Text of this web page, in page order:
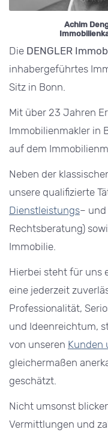
Achim
Die DENGLER
inhabergeführtes
Sitz in Bonn.
Mit über 23 Jahren
Immobilienmakler in
auf dem
Neben der
unsere qualifizierte
Dienstleistungs– und
Rechtsberatung)
Immobilie.
Hierbei steht für uns
eine jederzeit
Professionalität,
und Ideenreichtum,
von unseren Kunden
gleichermaßen
geschätzt.
Nicht umsonst
Vermittlungen und